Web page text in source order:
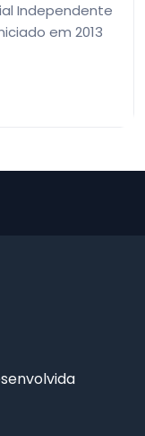
Independente
em 2013